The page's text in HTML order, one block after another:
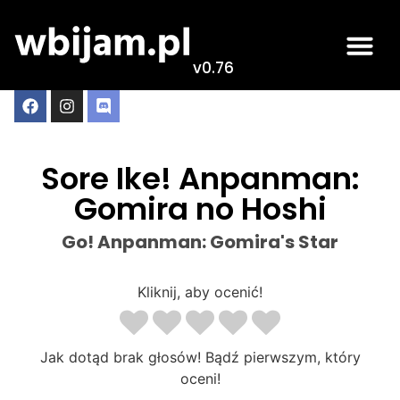
v0.76
Sore Ike! Anpanman:
Gomira no Hoshi
Go! Anpanman: Gomira's Star
Kliknij, aby ocenić!
Jak dotąd brak głosów! Bądź pierwszym, który
oceni!